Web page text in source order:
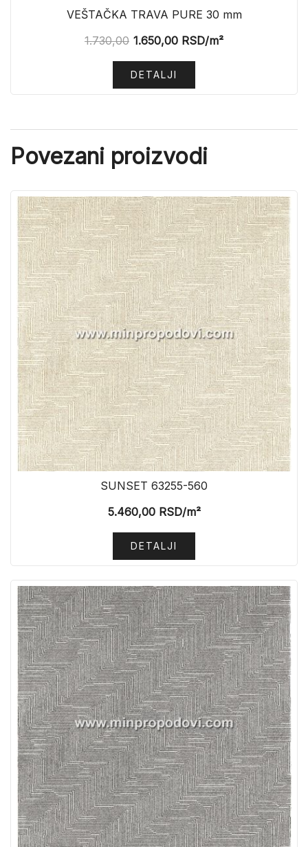
VEŠTAČKA TRAVA PURE 30 mm
1.730,00 1.650,00 RSD/m²
DETALJI
Povezani proizvodi
SUNSET 63255-560
5.460,00RSD/m²
DETALJI